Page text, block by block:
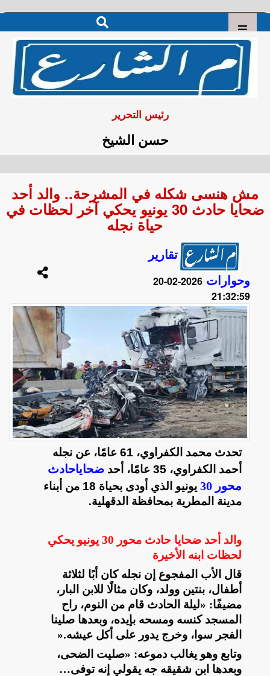
رئيس التحرير
حسن الشيخ
مش هنسى شكله في المشرحة.. والد أحد
ضحايا حادث 30 يونيو يحكي آخر لحظات في
حياة نجله
تقارير
وحوارات
2026-02-20
21:32:59
تحدث محمد الكفراوي، 61 عامًا، عن نجله
أحمد الكفراوي، 35 عامًا، أحد
ضحاياحادث
محور 30
يونيو الذي أودى بحياة 18 من أبناء
مدينة المطرية بمحافظة الدقهلية.
والد أحد ضحايا حادث محور 30 يونيو يحكي
لحظات ابنه الأخيرة
قال الأب المفجوع إن نجله كان أبًا لثلاثة
أطفال، بنتين وولد، وكان مثالًا للابن البار،
مضيفًا: «ليلة الحادث قام من النوم، راح
المسجد كنسه ومسحه بإيده، وبعدها صلينا
الفجر سوا، وخرج يدور على أكل عيشه».
وتابع وهو يغالب دموعه: «صليت الضحى،
وبعدها ابن شقيقه جه يقولي إنه توفى…